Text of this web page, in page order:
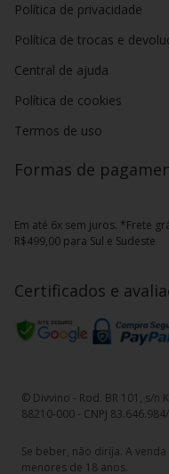
Política de privacidade
Política de trocas e
Central de ajuda
Política de cookies
Termos de uso
Formas de
Em até 6x sem juros. *Frete
R$499,00 para Sul e Sudeste
Certificados e
© Divvino - Rod. BR 101, s/n
88210-000 - CNPJ
Se beber, não dirija. A
menores de 18 anos.